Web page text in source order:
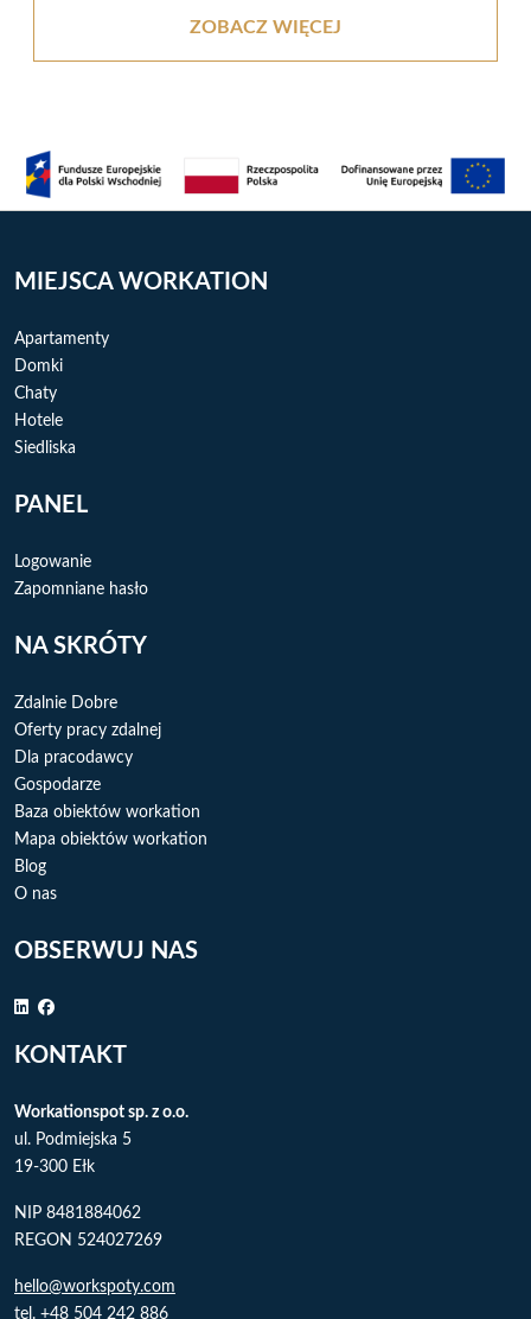
ZOBACZ WIĘCEJ
MIEJSCA WORKATION
Apartamenty
Domki
Chaty
Hotele
Siedliska
PANEL
Logowanie
Zapomniane hasło
NA SKRÓTY
Zdalnie Dobre
Oferty pracy zdalnej
Dla pracodawcy
Gospodarze
Baza obiektów workation
Mapa obiektów workation
Blog
O nas
OBSERWUJ NAS
KONTAKT
Workationspot sp. z o.o.
ul. Podmiejska 5
19-300 Ełk
NIP 8481884062
REGON 524027269
hello@workspoty.com
tel. +48 504 242 886